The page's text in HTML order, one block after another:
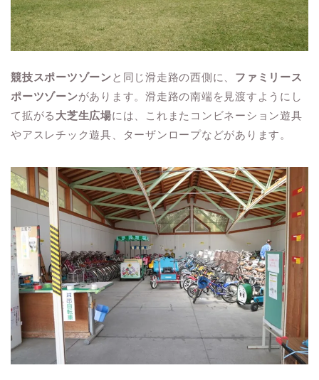
競技スポーツゾーンと同じ滑走路の西側に、 ファミリース
ポーツゾーンがあります。滑走路の南端を見渡すようにし
て拡がる 大芝生広場には、これまたコンビネーション遊具
やアスレチック遊具、ターザンロープなどがあります。